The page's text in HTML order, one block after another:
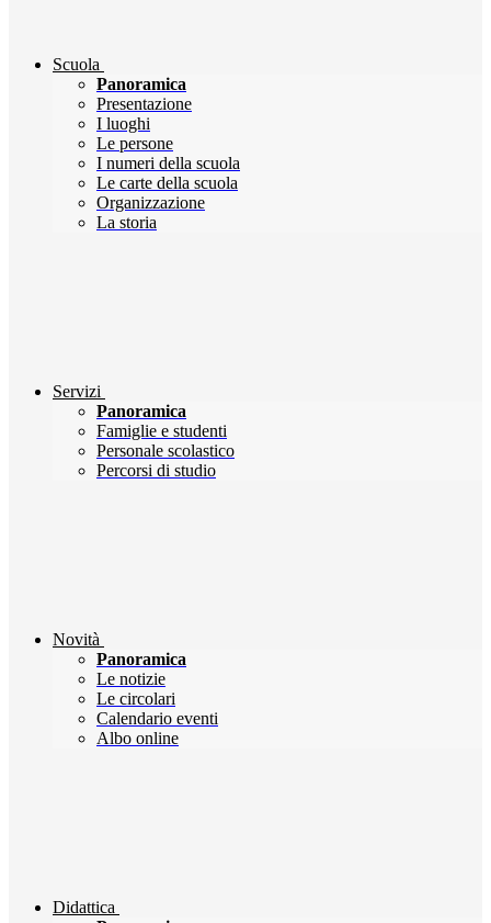
Scuola
Panoramica
Presentazione
I luoghi
Le persone
I numeri della scuola
Le carte della scuola
Organizzazione
La storia
Servizi
Panoramica
Famiglie e studenti
Personale scolastico
Percorsi di studio
Novità
Panoramica
Le notizie
Le circolari
Calendario eventi
Albo online
Didattica